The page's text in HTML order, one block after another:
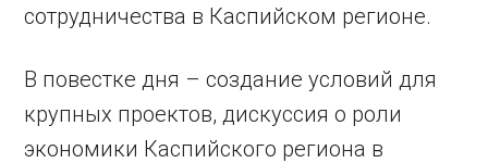
сотрудничества в Каспийском регионе.
В повестке дня – создание условий для
крупных проектов, дискуссия о роли
экономики Каспийского региона в